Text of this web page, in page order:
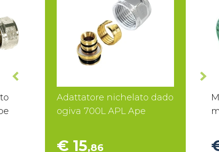
Adattatore nichelato dado
ogiva 700L APL Ape
€ 15,86